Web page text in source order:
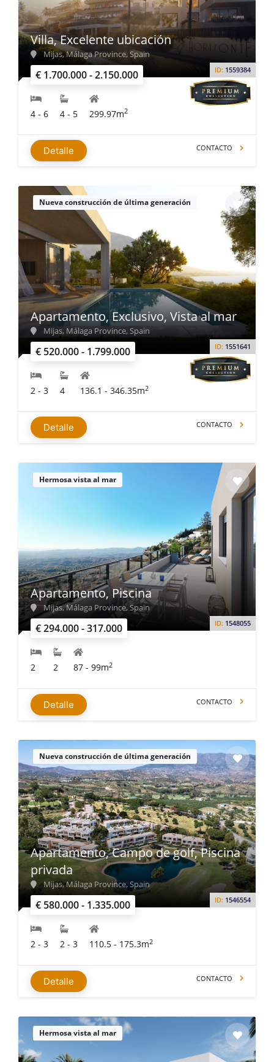
€ 1.700.000 - 2.150.000 ID: 1559384
Villa, Excelente ubicación
Mijas, Málaga Province, Spain
4 - 6 4 - 5 299.97m2
Detalle CONTACTO
Nueva construcción de última generación
€ 520.000 - 1.799.000 ID: 1551641
Apartamento, Exclusivo, Vista al mar
Mijas, Málaga Province, Spain
2 - 3 4 136.1 - 346.35m2
Detalle CONTACTO
Hermosa vista al mar
€ 294.000 - 317.000 ID: 1548055
Apartamento, Piscina
Mijas, Málaga Province, Spain
2 2 87 - 99m2
Detalle CONTACTO
Nueva construcción de última generación
€ 580.000 - 1.335.000 ID: 1546554
Apartamento, Campo de golf, Piscina
privada
Mijas, Málaga Province, Spain
2 - 3 2 - 3 110.5 - 175.3m2
Detalle CONTACTO
Hermosa vista al mar